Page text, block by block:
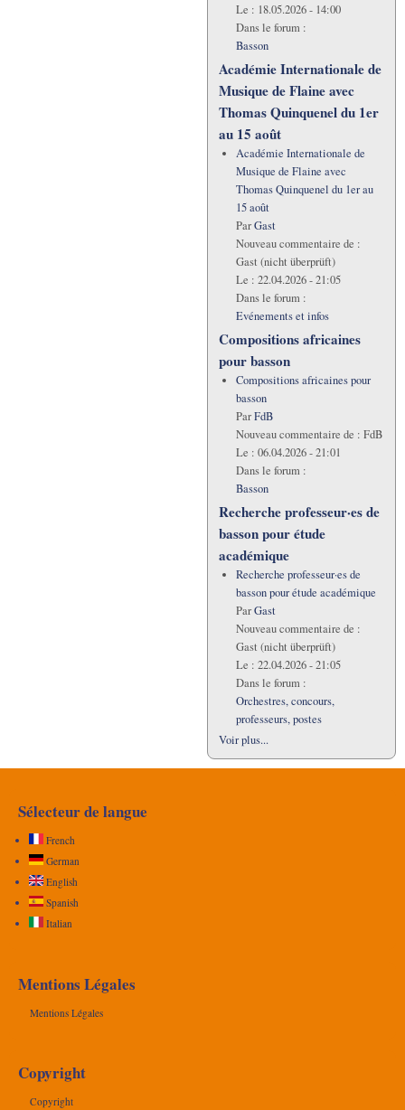
Le : 18.05.2026 - 14:00
Dans le forum :
Basson
Académie Internationale de
Musique de Flaine avec
Thomas Quinquenel du 1er
au 15 août
Académie Internationale de
Musique de Flaine avec
Thomas Quinquenel du 1er au
15 août
ParGast
Nouveau commentaire de :
Gast (nicht überprüft)
Le : 22.04.2026 - 21:05
Dans le forum :
Evénements et infos
Compositions africaines
pour basson
Compositions africaines pour
basson
ParFdB
Nouveau commentaire de : FdB
Le : 06.04.2026 - 21:01
Dans le forum :
Basson
Recherche professeur·es de
basson pour étude
académique
Recherche professeur·es de
basson pour étude académique
ParGast
Nouveau commentaire de :
Gast (nicht überprüft)
Le : 22.04.2026 - 21:05
Dans le forum :
Orchestres, concours,
professeurs, postes
Voir plus...
Sélecteur de langue
French
German
English
Spanish
Italian
Mentions Légales
Mentions Légales
Copyright
Copyright